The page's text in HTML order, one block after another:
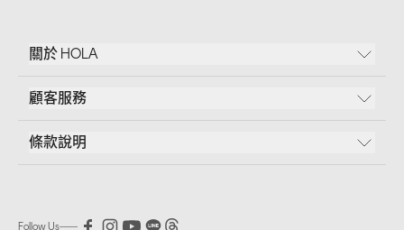
關於 HOLA
顧客服務
條款說明
Follow Us